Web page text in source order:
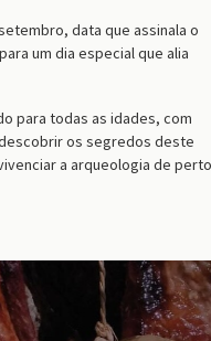
data que assinala o
um dia especial que alia
para todas as idades, com
os segredos deste
a arqueologia de